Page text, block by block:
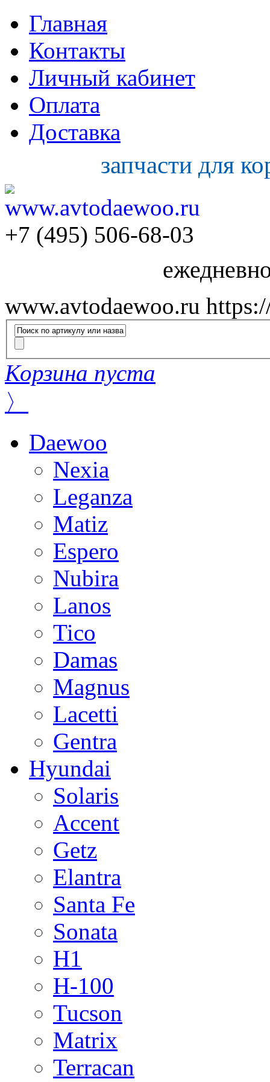
Главная
Контакты
Личный кабинет
Оплата
Доставка
запчасти для
+7 (495) 506-68-03
www.avtodaewoo.ru
Корзина пуста
〉
Daewoo
Nexia
Leganza
Matiz
Espero
Nubira
Lanos
Tico
Damas
Magnus
Lacetti
Gentra
Hyundai
Solaris
Accent
Getz
Elantra
Santa Fe
Sonata
H1
H-100
Tucson
Matrix
Terracan